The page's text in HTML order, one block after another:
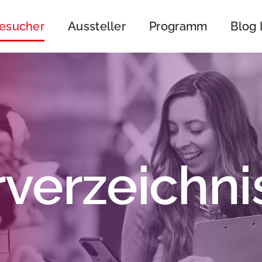
Aussteller Programm Blog